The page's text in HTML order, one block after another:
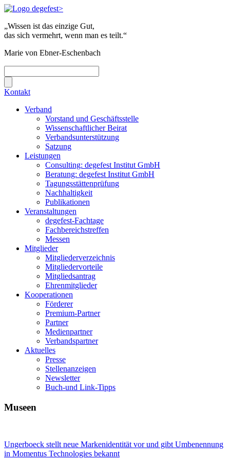
„Wissen ist das einzige Gut,
das sich vermehrt, wenn man es teilt.“
Marie von Ebner-Eschenbach
Kontakt
Verband
Vorstand und Geschäftsstelle
Wissenschaftlicher Beirat
Verbandsunterstützung
Satzung
Leistungen
Consulting: degefest Institut GmbH
Beratung: degefest Institut GmbH
Tagungsstättenprüfung
Nachhaltigkeit
Publikationen
Veranstaltungen
degefest-Fachtage
Fachbereichstreffen
Messen
Mitglieder
Mitgliederverzeichnis
Mitgliedervorteile
Mitgliedsantrag
Ehrenmitglieder
Kooperationen
Förderer
Premium-Partner
Partner
Medienpartner
Verbandspartner
Aktuelles
Presse
Stellenanzeigen
Newsletter
Buch-und Link-Tipps
Museen
Ungerboeck stellt neue Markenidentität vor und gibt Umbenennung
in Momentus Technologies bekannt